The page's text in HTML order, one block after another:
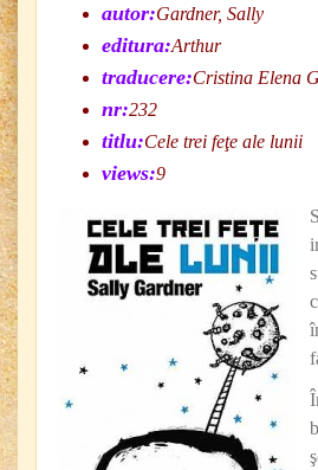
autor:Gardner, Sally
editura:Arthur
traducere:Cristina Elena
nr:232
titlu:Cele trei feţe ale lunii
views:9